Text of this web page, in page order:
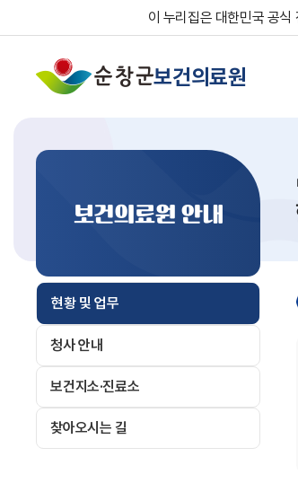
이 누리집은 대한민국 공식
보건의료원
보건의료원 안내
현황 및 업무
청사 안내
보건지소·진료소
찾아오시는 길